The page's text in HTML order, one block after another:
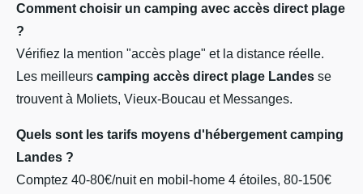
Comment choisir un camping avec accès direct plage
?
Vérifiez la mention "accès plage" et la distance réelle.
Les meilleurs camping accès direct plage Landes se
trouvent à Moliets, Vieux-Boucau et Messanges.
Quels sont les tarifs moyens d'hébergement camping
Landes ?
Comptez 40-80€/nuit en mobil-home 4 étoiles, 80-150€